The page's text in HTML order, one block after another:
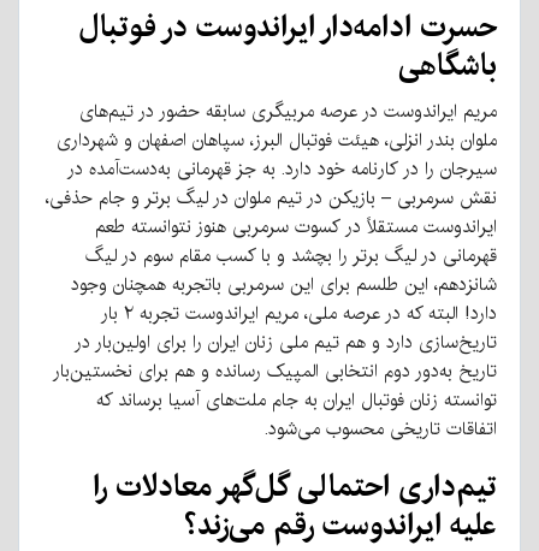
حسرت ادامه‌دار ایراندوست در فوتبال
باشگاهی
مریم ایراندوست در عرصه مربیگری سابقه حضور در تیم‌های
ملوان بندر انزلی، هیئت فوتبال البرز، سپاهان اصفهان و شهرداری
سیرجان را در کارنامه خود دارد. به جز قهرمانی به‌دست‌آمده در
نقش سرمربی – بازیکن در تیم ملوان در لیگ برتر و جام حذفی،
ایراندوست مستقلاً در کسوت سرمربی هنوز نتوانسته طعم
قهرمانی در لیگ برتر را بچشد و با کسب مقام سوم در لیگ
شانزدهم، این طلسم برای این سرمربی باتجربه همچنان وجود
دارد! البته که در عرصه ملی، مریم ایراندوست تجربه ۲ بار
تاریخ‌سازی دارد و هم تیم ملی زنان ایران را برای اولین‌بار در
تاریخ به‌دور دوم انتخابی المپیک رسانده و هم برای نخستین‌بار
توانسته زنان فوتبال ایران به جام ملت‌های آسیا برساند که
اتفاقات تاریخی محسوب می‌شود.
تیم‌داری احتمالی گل‌گهر معادلات را
علیه ایراندوست رقم می‌زند؟